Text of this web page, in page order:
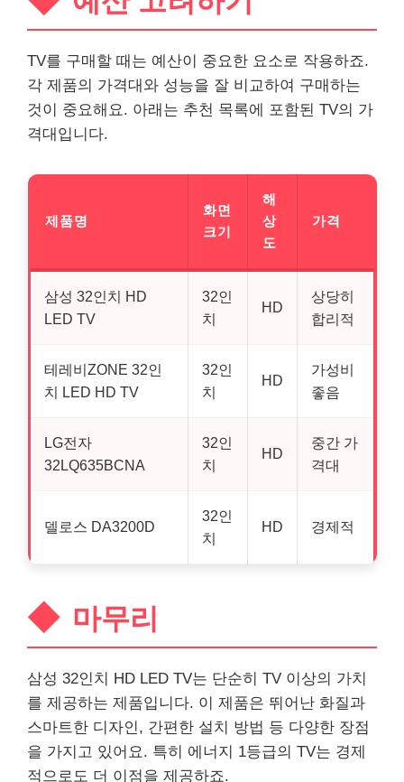
TV를 구매할 때는 예산이 중요한 요소로 작용하죠.
각 제품의 가격대와 성능을 잘 비교하여 구매하는
것이 중요해요. 아래는 추천 목록에 포함된 TV의 가
격대입니다.
제품명
화면
크기
해
상
도
가격
삼성 32인치 HD
LED TV
32인
치
HD
상당히
합리적
테레비ZONE 32인
치 LED HD TV
32인
치
HD
가성비
좋음
LG전자
32LQ635BCNA
32인
치
HD
중간 가
격대
델로스 DA3200D
32인
치
HD 경제적
마무리
삼성 32인치 HD LED TV는 단순히 TV 이상의 가치
를 제공하는 제품입니다. 이 제품은 뛰어난 화질과
스마트한 디자인, 간편한 설치 방법 등 다양한 장점
을 가지고 있어요. 특히 에너지 1등급의 TV는 경제
적으로도 더 이점을 제공하죠.